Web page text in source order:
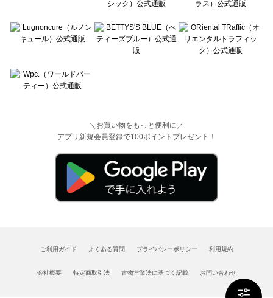
＼お買い物をもっと便利に／
アプリ新規会員登録で100ポイントプレゼント！
ご利用ガイド よくある質問 プライバシーポリシー 利用規約
会社概要 特定商取引法 古物営業法に基づく記載 お問い合わせ